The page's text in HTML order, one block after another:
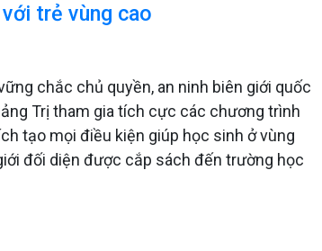
trẻ vùng cao
chắc chủ quyền, an ninh biên giới quốc
Trị tham gia tích cực các chương trình
tạo mọi điều kiện giúp học sinh ở vùng
đối diện được cắp sách đến trường học